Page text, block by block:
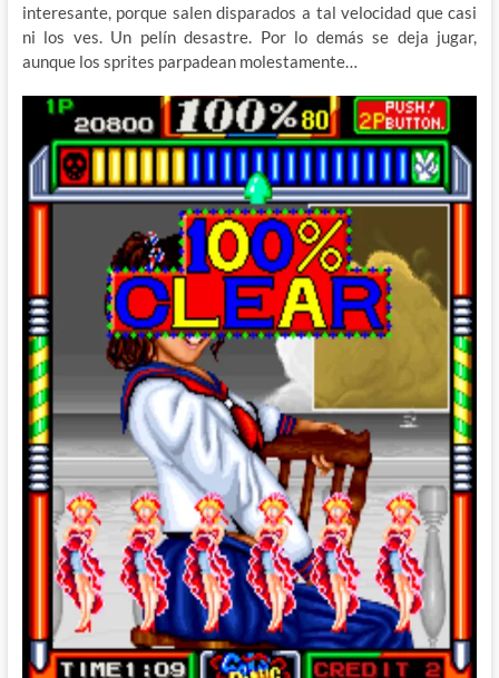
interesante, porque salen disparados a tal velocidad que casi
ni los ves. Un pelín desastre. Por lo demás se deja jugar,
aunque los sprites parpadean molestamente…